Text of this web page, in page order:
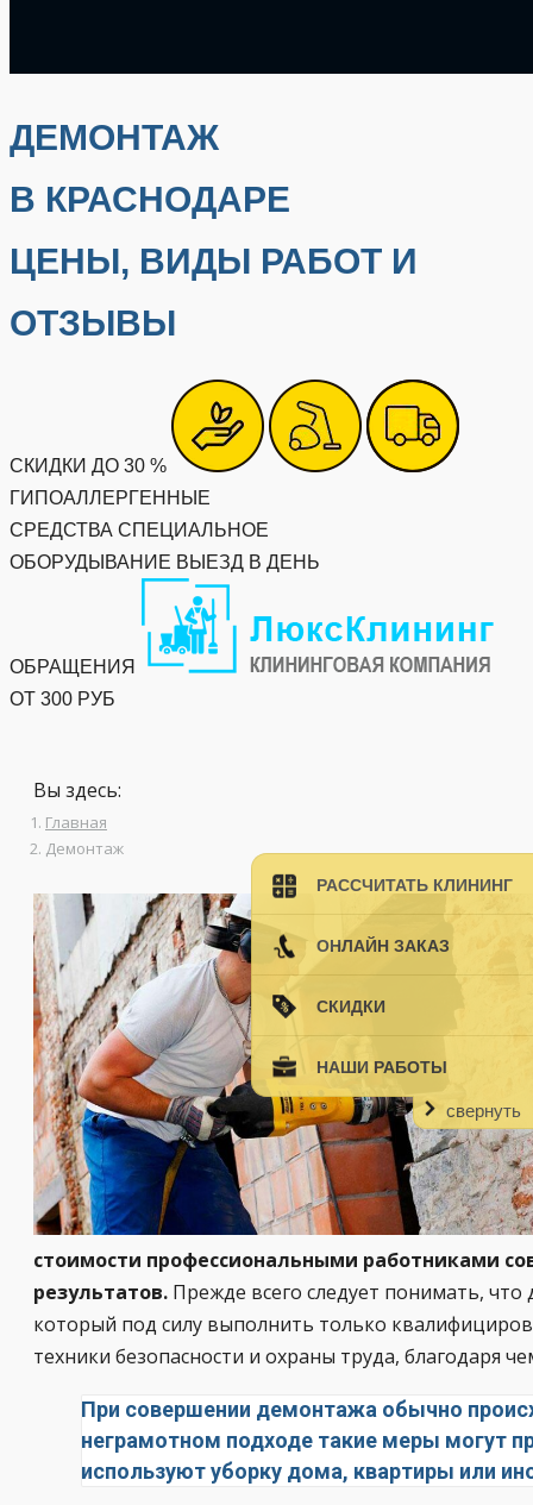
РАССЧИТАТЬ КЛИНИНГ
ОНЛАЙН ЗАКАЗ
СКИДКИ
НАШИ РАБОТЫ
свернуть
ДЕМОНТАЖ
В КРАСНОДАРЕ
ЦЕНЫ, ВИДЫ РАБОТ И
ОТЗЫВЫ
СКИДКИ ДО 30 %
ГИПОАЛЛЕРГЕННЫЕ
СРЕДСТВА СПЕЦИАЛЬНОЕ
ОБОРУДЫВАНИЕ ВЫЕЗД В ДЕНЬ
ОБРАЩЕНИЯ
ОТ 300 РУБ
Вы здесь:
Главная
Демонтаж
стоимости профессиональными работниками
результатов. Прежде всего следует понимать,
который под силу выполнить только
техники безопасности и охраны труда, благодаря
При совершении демонтажа обычно
неграмотном подходе такие меры могут
используют уборку дома, квартиры или